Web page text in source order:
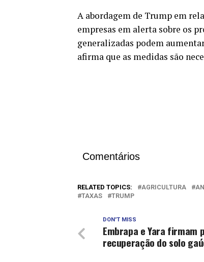
A abordagem de Trump em
empresas em alerta sobre os
generalizadas podem
afirma que as medidas são
Comentários
RELATED TOPICS: AGRICULTURA
TAXAS
TRUMP
DON'T MISS
Embrapa e Yara firmam
recuperação do solo